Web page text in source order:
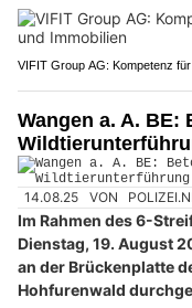
VIFIT Group AG: Kompetenz
Wangen a. A. BE:
14.08.25 VON
Im Rahmen des 6-
Dienstag, 19. August
an der Brückenplatte
Hohfurenwald